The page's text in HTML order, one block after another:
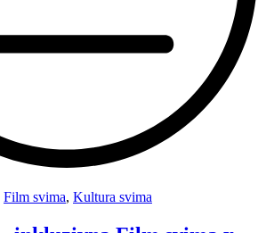
Film svima, Kultura svima